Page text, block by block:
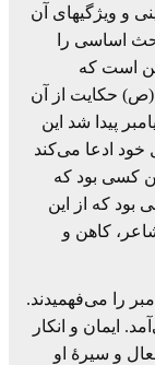
و ویژگیهای آن
اساسی را
است که
حکایت از آن
پیدا شد این
خود ادعا می‌کند
کسی بود که
که از این
کاهن و
را می‌فهمیدند.
ایمان و انکار
و سیرۀ او